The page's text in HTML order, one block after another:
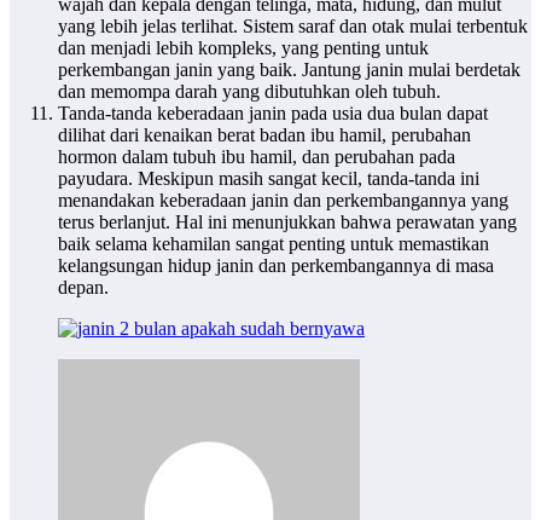
wajah dan kepala dengan telinga, mata, hidung, dan mulut
yang lebih jelas terlihat. Sistem saraf dan otak mulai terbentuk
dan menjadi lebih kompleks, yang penting untuk
perkembangan janin yang baik. Jantung janin mulai berdetak
dan memompa darah yang dibutuhkan oleh tubuh.
Tanda-tanda keberadaan janin pada usia dua bulan dapat
dilihat dari kenaikan berat badan ibu hamil, perubahan
hormon dalam tubuh ibu hamil, dan perubahan pada
payudara. Meskipun masih sangat kecil, tanda-tanda ini
menandakan keberadaan janin dan perkembangannya yang
terus berlanjut. Hal ini menunjukkan bahwa perawatan yang
baik selama kehamilan sangat penting untuk memastikan
kelangsungan hidup janin dan perkembangannya di masa
depan.